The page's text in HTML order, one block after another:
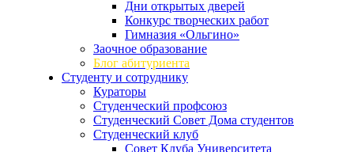
Дни открытых дверей
Конкурс творческих работ
Гимназия «Ольгино»
Заочное образование
Блог абитуриента
Студенту и сотруднику
Кураторы
Студенческий профсоюз
Студенческий Совет Дома студентов
Студенческий клуб
Совет Клуба Университета